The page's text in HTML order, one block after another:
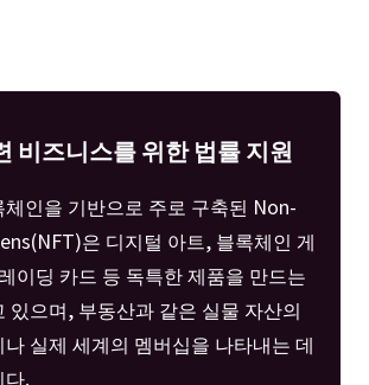
비즈니스를 위한 법률 지원
인을 기반으로 주로 구축된 Non-
은 디지털 아트, 블록체인 게
이딩 카드 등 독특한 제품을 만드는
있으며, 부동산과 같은 실물 자산의
실제 세계의 멤버십을 나타내는 데
.